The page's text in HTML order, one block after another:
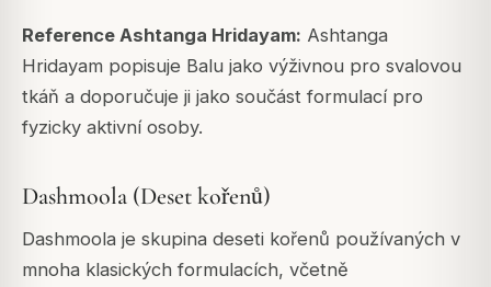
Reference Ashtanga Hridayam: Ashtanga
Hridayam popisuje Balu jako výživnou pro svalovou
tkáň a doporučuje ji jako součást formulací pro
fyzicky aktivní osoby.
Dashmoola (Deset kořenů)
Dashmoola je skupina deseti kořenů používaných v
mnoha klasických formulacích, včetně